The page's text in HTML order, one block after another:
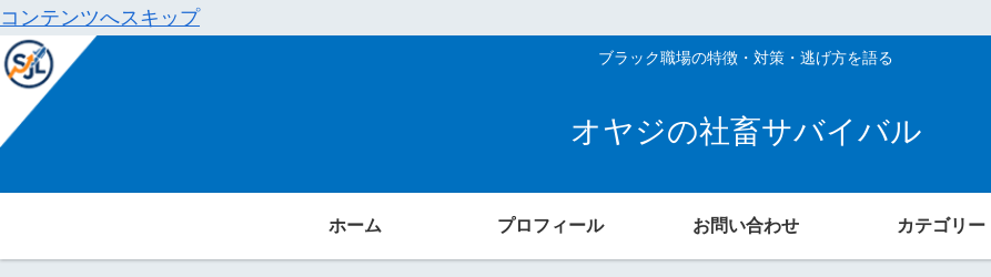
コンテンツへスキップ
ブラック職場の特徴・対策・逃げ方を語る
オヤジの社畜サバイバル
ホーム プロフィール お問い合わせ カテゴリー